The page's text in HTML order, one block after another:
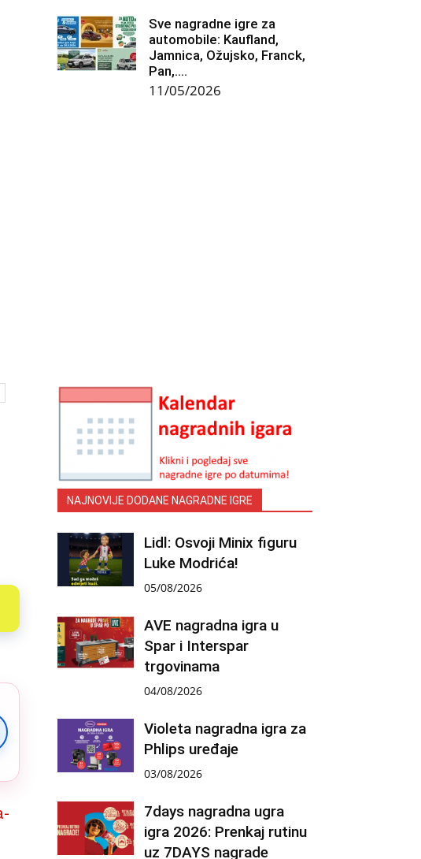
Sve nagradne igre za
automobile: Kaufland,
Jamnica, Ožujsko, Franck,
Pan,….
11/05/2026
NAJNOVIJE DODANE NAGRADNE IGRE
Lidl: Osvoji Minix figuru
Luke Modrića!
05/08/2026
AVE nagradna igra u
Spar i Interspar
trgovinama
04/08/2026
Violeta nagradna igra za
Phlips uređaje
03/08/2026
7days nagradna ugra
igra 2026: Prenkaj rutinu
uz 7DAYS nagrade